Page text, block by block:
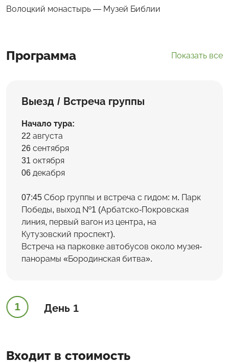
Волоцкий монастырь — Музей Библии
Программа Показать все
Выезд / Встреча группы
Начало тура:
22 августа
26 сентября
31 октября
06 декабря
07:45 Сбор группы и встреча с гидом: м. Парк
Победы, выход №1 (Арбатско-Покровская
линия, первый вагон из центра, на
Кутузовский проспект).
Встреча на парковке автобусов около музея-
панорамы «Бородинская битва».
1 День 1
Входит в стоимость